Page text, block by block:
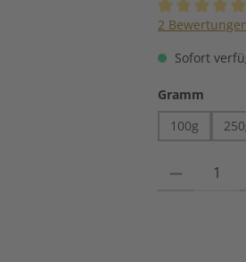
2
Sofort
Gramm
100g
Produkt